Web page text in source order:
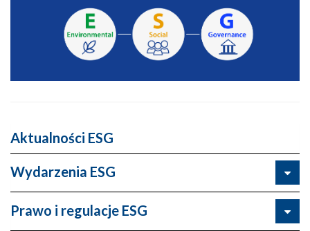
Aktualności ESG
Wydarzenia ESG
Prawo i regulacje ESG